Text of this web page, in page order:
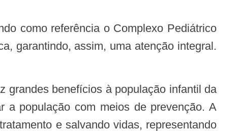
garantindo, assim, uma atenção integral.
a população com meios de prevenção. A
e salvando vidas, representando